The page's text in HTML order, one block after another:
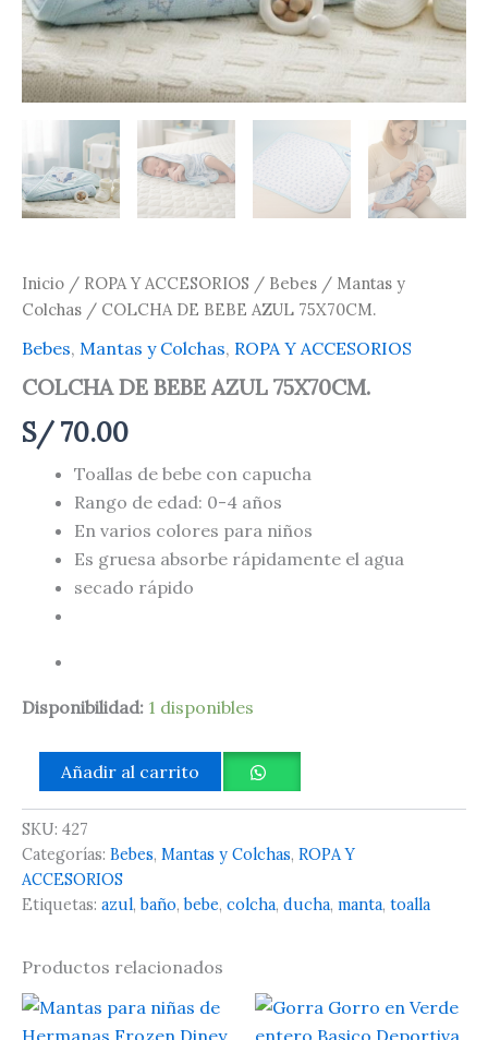
Inicio / ROPA Y ACCESORIOS / Bebes / Mantas y
Colchas / COLCHA DE BEBE AZUL 75X70CM.
Bebes, Mantas y Colchas, ROPA Y ACCESORIOS
COLCHA DE BEBE AZUL 75X70CM.
S/70.00
Toallas de bebe con capucha
Rango de edad: 0-4 años
En varios colores para niños
Es gruesa absorbe rápidamente el agua
secado rápido
Disponibilidad: 1 disponibles
Añadir al carrito
SKU: 427
Categorías: Bebes, Mantas y Colchas, ROPA Y
ACCESORIOS
Etiquetas: azul,baño,bebe, colcha, ducha, manta, toalla
Productos relacionados